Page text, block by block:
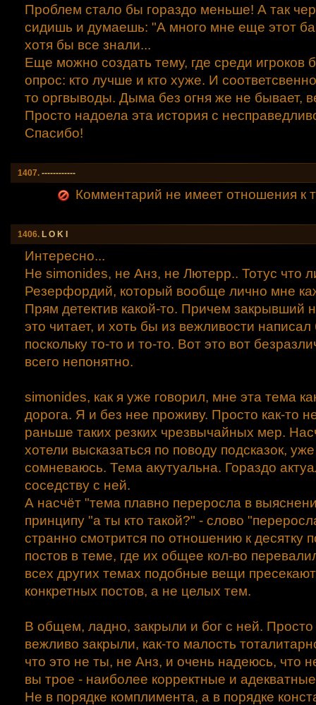
Проблем стало бы гораздо меньше! А так
сидишь и думаешь: "А много мне еще этот
хотя бы все знали...
Еще можно создать тему, где среди игроков
опрос: кто лучше и кто хуже. И
то оргвыводы. Дыма без огня же не бывает,
Просто надоела эта история с
Спасибо!
1407. ------------
Комментарий не имеет отношения к
1406. L O K I
Интересно...
Не simonides, не Анз, не Лютерр.. Тотус что
Резерфордий, который вообще лично мне
Прям детектив какой-то. Причем закрывший
это читает, и хоть бы из вежливости
поскольку то-то и то-то. Вот это вот
всего непонятно.
simonides, как я уже говорил, мне эта тема
дорога. Я и без нее проживу. Просто как-то
раньше таких резких чрезвычайных мер.
хотели высказаться по поводу подсказок,
сомневаюсь. Тема акутуальна. Гораздо
соседству с ней.
А насчёт "тема плавно переросла в
принципу "а ты кто такой?" - слово
странно смотрится по отношению к десятку
постов в теме, где их общее кол-во
всех других темах подобные вещи
конкретных постов, а не целых тем.
В общем, ладно, закрыли и бог с ней. Просто
вежливо закрыли, как-то малость
что это не ты, не Анз, и очень надеюсь, что
вы трое - наиболее корректные и
Не в порядке комплимента, а в порядке